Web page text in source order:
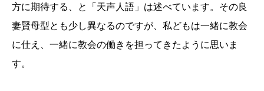
方に期待する、と「天声人語」は述べています。その良
妻賢母型とも少し異なるのですが、私どもは一緒に教会
に仕え、一緒に教会の働きを担ってきたように思いま
す。